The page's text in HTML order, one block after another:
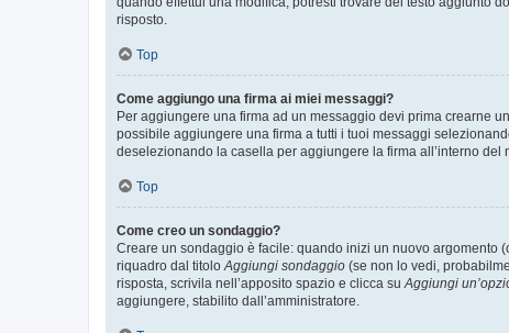
risposto.
Top
Come aggiungo una firma ai miei messaggi?
Per aggiungere una firma ad un messaggio devi prima crearne
possibile aggiungere una firma a tutti i tuoi messaggi
deselezionando la casella per aggiungere la firma all’interno del
Top
Come creo un sondaggio?
Creare un sondaggio è facile: quando inizi un nuovo argomento
riquadro dal titolo Aggiungi sondaggio (se non lo vedi,
risposta, scrivila nell’apposito spazio e clicca su Aggiungi
aggiungere, stabilito dall’amministratore.